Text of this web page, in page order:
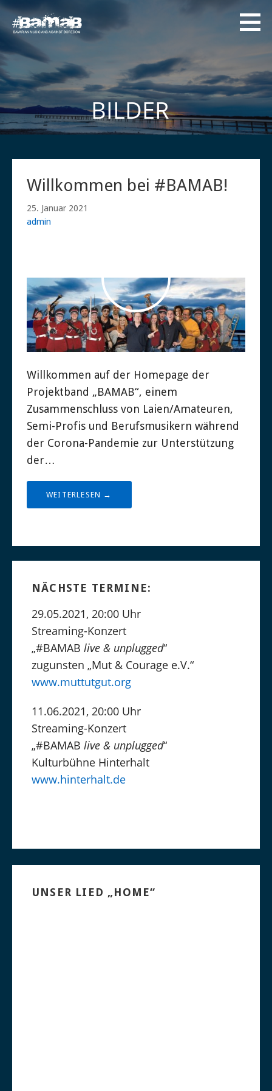
Zum
Inhalt
springen
#BAMAB
Bavarian Musicians
Against Boredom
BILDER
Willkommen bei #BAMAB!
25. Januar 2021
admin
Willkommen auf der Homepage der
Projektband „BAMAB“, einem
Zusammenschluss von Laien/Amateuren,
Semi-Profis und Berufsmusikern während
der Corona-Pandemie zur Unterstützung
der…
WEITERLESEN →
NÄCHSTE TERMINE:
29.05.2021, 20:00 Uhr
Streaming-Konzert
„#BAMAB live & unplugged“
zugunsten „Mut & Courage e.V.“
www.muttutgut.org
11.06.2021, 20:00 Uhr
Streaming-Konzert
„#BAMAB live & unplugged“
Kulturbühne Hinterhalt
www.hinterhalt.de
UNSER LIED „HOME“